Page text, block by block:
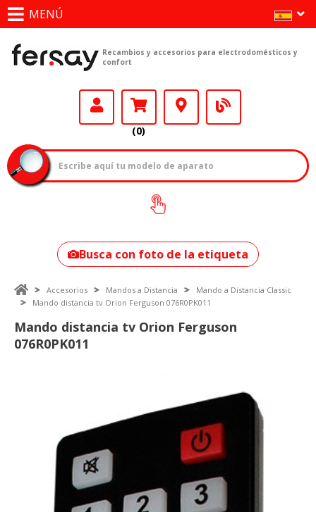
MENÚ
Recambios y accesorios para electrodomésticos y
confort
(0)
¿Cómo encontrar
tu modelo?
Busca con foto de la etiqueta
Accesorios Mandos a Distancia
Mando a Distancia Classic
Mando distancia tv Orion Ferguson 076R0PK011
Mando distancia tv Orion Ferguson
076R0PK011